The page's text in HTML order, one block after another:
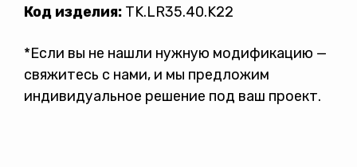
Код изделия: TK.LR35.40.K22
*Если вы не нашли нужную модификацию —
свяжитесь с нами, и мы предложим
индивидуальное решение под ваш проект.